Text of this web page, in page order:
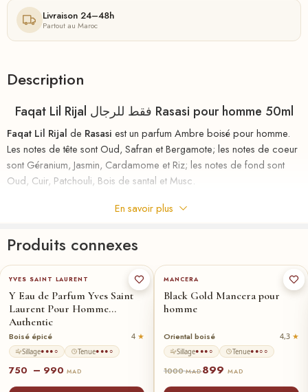
Livraison 24–48h
Partout au Maroc
Description
Faqat Lil Rijal فقط للرجال Rasasi pour homme 50ml
Faqat Lil Rijal de Rasasi est un parfum Ambre boisé pour homme.
Les notes de tête sont Oud, Safran et Bergamote; les notes de coeur
sont Géranium, Jasmin, Cardamome et Riz; les notes de fond sont
Oud, Cuir, Patchouli, Bois de santal et Musc.
Faqat Lil Rijal فقط للرجال Rasasi Eau de Parfum 50ml Pour Homme
et élégante. Ce parfum Rasasi propose une signature profonde et
raffinée autour du oud, du safran, de la bergamote, du géranium, du
jasmin, de la cardamome, du riz, du cuir, du patchouli, du bois de
santal et du musc.
Les notes de tête sontOud, Safran et Bergamote.
Les notes de cœur sontGéranium, Jasmin, Cardamome et Riz.
En savoir plus
Produits connexes
60-ml 100-ml ★
YVES SAINT LAURENT
Y Eau de Parfum Yves Saint
Laurent Pour Homme
Authentic
Boisé épicé 4
Sillage●●●○ Tenue●●●○
750 – 990 MAD
MANCERA
Black Gold Mancera pour
homme
Oriental boisé 4,3
Sillage●●●○ Tenue●●○○
1000MAD899 MAD